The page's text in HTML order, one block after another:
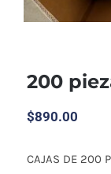
200
$890.00
CAJAS DE 200